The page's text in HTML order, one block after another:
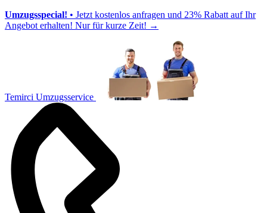
Umzugsspecial! • Jetzt kostenlos anfragen und 23% Rabatt auf Ihr
Angebot erhalten! Nur für kurze Zeit! →
Temirci Umzugsservice